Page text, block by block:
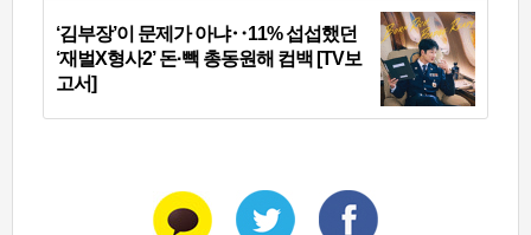
‘김부장’이 문제가 아냐‥11% 섭섭했던
‘재벌X형사2’ 돈·빽 총동원해 컴백 [TV보
고서]